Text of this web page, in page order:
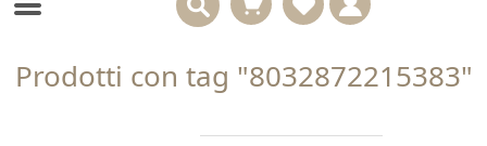
Prodotti con tag "8032872215383"